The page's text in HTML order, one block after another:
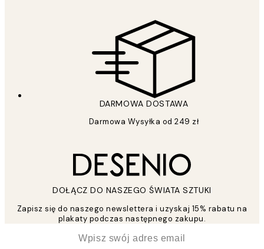
DARMOWA DOSTAWA
Darmowa Wysyłka od 249 zł
DOŁĄCZ DO NASZEGO ŚWIATA SZTUKI
Zapisz się do naszego newslettera i uzyskaj 15% rabatu na
plakaty podczas następnego zakupu.